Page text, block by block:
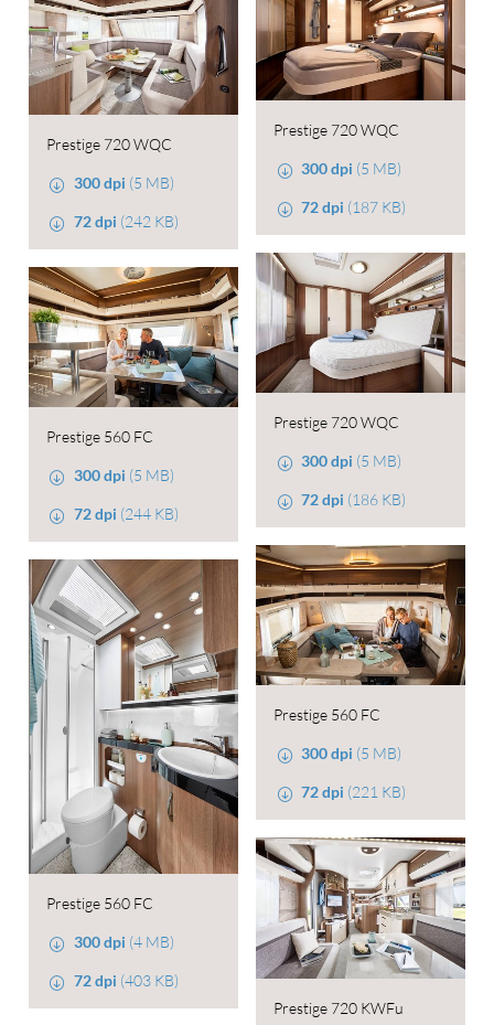
Prestige 720 WQC
300 dpi (5 MB)
72 dpi (187 KB)
Prestige 720 WQC
300 dpi (5 MB)
72 dpi (242 KB)
Prestige 720 WQC
300 dpi (5 MB)
72 dpi (186 KB)
Prestige 560 FC
300 dpi (5 MB)
72 dpi (244 KB)
Prestige 560 FC
300 dpi (5 MB)
72 dpi (221 KB)
Prestige 560 FC
300 dpi (4 MB)
72 dpi (403 KB)
Prestige 720 KWFu